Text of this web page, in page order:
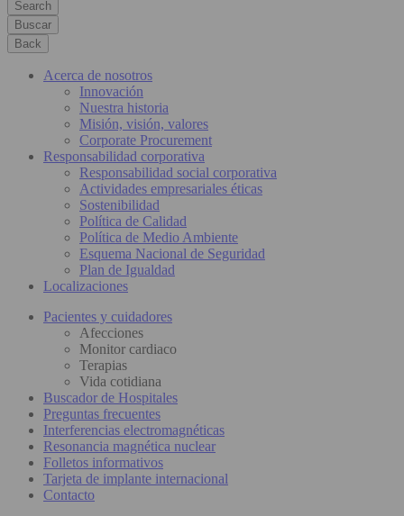
Buscar
Back
Acerca de nosotros
Innovación
Nuestra historia
Misión, visión, valores
Corporate Procurement
Responsabilidad corporativa
Responsabilidad social corporativa
Actividades empresariales éticas
Sostenibilidad
Política de Calidad
Política de Medio Ambiente
Esquema Nacional de Seguridad
Plan de Igualdad
Localizaciones
Pacientes y cuidadores
Afecciones
Monitor cardiaco
Terapias
Vida cotidiana
Buscador de Hospitales
Preguntas frecuentes
Interferencias electromagnéticas
Resonancia magnética nuclear
Folletos informativos
Tarjeta de implante internacional
Contacto